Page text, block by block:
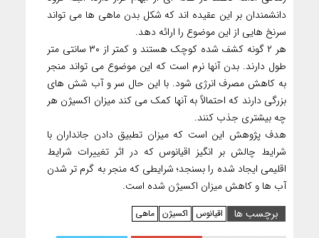
دانشمندان بر این عقیده اند که شکل بدن ماهی ها می تواند
سرنخ هایی از این موضوع را ارائه دهد.
هر ۲ گونه کشف شده کوچک هستند و کمتر از ۳۰ سانتی متر
طول دارند. بدن آنها نرم است که این موضوع می تواند منجر
به کاهش مصرف انرژی شود. با این حال سر و آب شش های
بزرگی دارند که احتمالاً به آنها کمک می کند میزان اکسیژن هر
چه بیشتری جذب کنند.
هدف پژوهش این است که میزان تطبیق دادن جانداران با
شرایط چالش بر انگیز اقیانوس که در اثر تغییرات شرایط
اقلیمی ایجاد شده را بسنجد؛ شرایطی که منجر به گرم تر شدن
آب ها و کاهش میزان اکسیژن شده است.
برچسب ها
اقیانوس اکسیژن ماهی